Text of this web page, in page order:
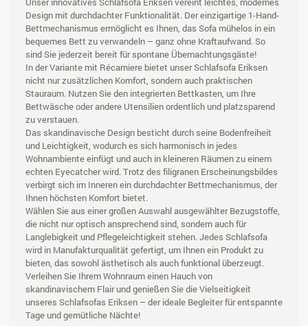
Design mit durchdachter Funktionalität. Der einzigartige 1-Hand-
Bettmechanismus ermöglicht es Ihnen, das Sofa mühelos in ein
bequemes Bett zu verwandeln – ganz ohne Kraftaufwand. So
sind Sie jederzeit bereit für spontane Übernachtungsgäste!
In der Variante mit Récamiere bietet unser Schlafsofa Eriksen
nicht nur zusätzlichen Komfort, sondern auch praktischen
Stauraum. Nutzen Sie den integrierten Bettkasten, um Ihre
Bettwäsche oder andere Utensilien ordentlich und platzsparend
zu verstauen.
Das skandinavische Design besticht durch seine Bodenfreiheit
und Leichtigkeit, wodurch es sich harmonisch in jedes
Wohnambiente einfügt und auch in kleineren Räumen zu einem
echten Eyecatcher wird. Trotz des filigranen Erscheinungsbildes
verbirgt sich im Inneren ein durchdachter Bettmechanismus, der
Ihnen höchsten Komfort bietet.
Wählen Sie aus einer großen Auswahl ausgewählter Bezugstoffe,
die nicht nur optisch ansprechend sind, sondern auch für
Langlebigkeit und Pflegeleichtigkeit stehen. Jedes Schlafsofa
wird in Manufakturqualität gefertigt, um Ihnen ein Produkt zu
bieten, das sowohl ästhetisch als auch funktional überzeugt.
Verleihen Sie Ihrem Wohnraum einen Hauch von
skandinavischem Flair und genießen Sie die Vielseitigkeit
unseres Schlafsofas Eriksen – der ideale Begleiter für entspannte
Tage und gemütliche Nächte!